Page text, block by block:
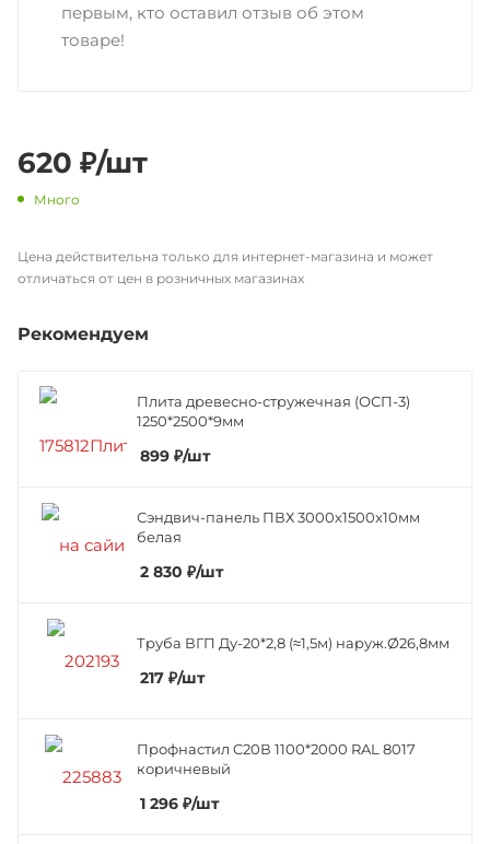
первым, кто оставил отзыв об этом
товаре!
620 ₽/шт
Много
Цена действительна только для интернет-магазина и может
отличаться от цен в розничных магазинах
Рекомендуем
Плита древесно-стружечная (ОСП-3)
1250*2500*9мм
899 ₽/шт
Сэндвич-панель ПВХ 3000х1500х10мм
белая
2 830 ₽/шт
Труба ВГП Ду-20*2,8 (≈1,5м) наруж.Ø26,8мм
217 ₽/шт
Профнастил C20В 1100*2000 RAL 8017
коричневый
1 296 ₽/шт